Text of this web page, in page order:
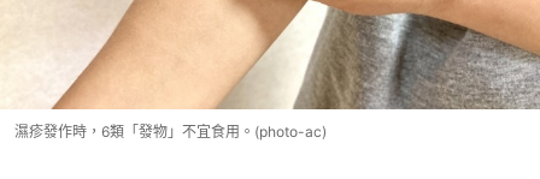
濕疹發作時，6類「發物」不宜食用。(photo-ac)